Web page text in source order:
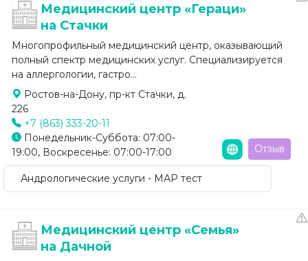
Медицинский центр «Гераци»
на Стачки
Многопрофильный медицинский центр, оказывающий
полный спектр медицинских услуг. Специализируется
на аллергологии, гастро...
Ростов-на-Дону, пр-кт Стачки, д.
226
+7 (863) 333-20-11
Понедельник-Суббота: 07:00-
19:00, Воскресенье: 07:00-17:00
Отзыв
Андрологические услуги - МАР тест
Медицинский центр «Семья»
на Дачной